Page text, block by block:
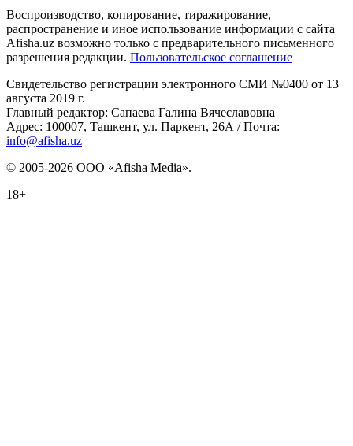
Воспроизводство, копирование, тиражирование,
распространение и иное использование информации с сайта
Afisha.uz возможно только с предварительного письменного
разрешения редакции. Пользовательское соглашение
Свидетельство регистрации электронного СМИ №0400 от 13
августа 2019 г.
Главный редактор: Сапаева Галина Вячеславовна
Адрес: 100007, Ташкент, ул. Паркент, 26А / Почта:
info@afisha.uz
© 2005-2026 ООО «Afisha Media».
18+